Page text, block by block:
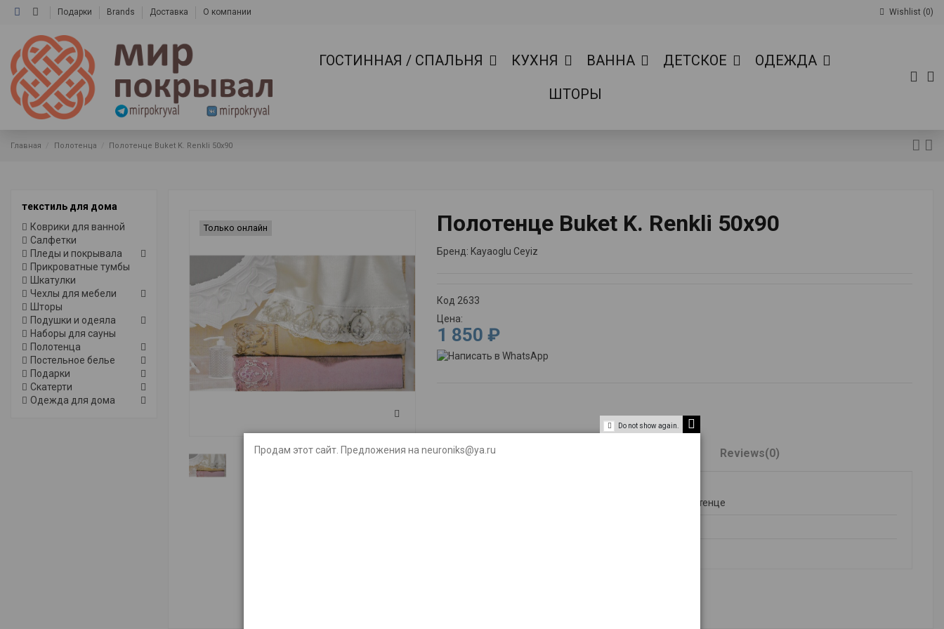
Подарки Brands Доставка О компании Wishlist (0)
ГОСТИННАЯ / СПАЛЬНЯ КУХНЯ ВАННА ДЕТСКОЕ
ОДЕЖДА
ШТОРЫ
Главная Полотенца Полотенце Buket K. Renkli 50x90
Только онлайн Полотенце Buket K. Renkli 50x90
Бренд: Kayaoglu Ceyiz
Код 2633
Цена:
1 850 ₽
Reviews(0)
Полотенце
текстиль для дома
Коврики для ванной
Салфетки
Пледы и покрывала
Прикроватные тумбы
Шкатулки
Чехлы для мебели
Шторы
Подушки и одеяла
Наборы для сауны
Полотенца
Постельное белье
Подарки
Скатерти
Одежда для дома
Do not show again.
Продам этот сайт. Предложения на neuroniks@ya.ru